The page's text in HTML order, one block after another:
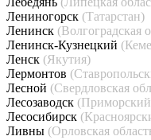
Лениногорск (Татарстан)
Ленинск (Волгоградская
Ленинск-Кузнецкий
Ленск (Якутия)
Лермонтов
Лесной (Свердловская
Лесозаводск
Лесосибирск
Ливны (Орловская